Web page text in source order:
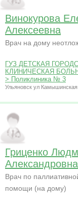
Винокурова
Алексеевна
Врач на дому
ГУЗ ДЕТСКАЯ
КЛИНИЧЕСКАЯ
> Поликлиника № 3
Ульяновск ул
Гриценко
Александровна
Врач по
помощи (на дому)